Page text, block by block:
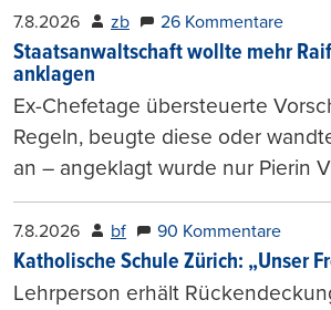
7.8.2026 zb 26 Kommentare
Staatsanwaltschaft wollte mehr
anklagen
Ex-Chefetage übersteuerte
Regeln, beugte diese oder
an – angeklagt wurde nur Pierin
7.8.2026 bf 90 Kommentare
Katholische Schule Zürich: „Unser
Lehrperson erhält